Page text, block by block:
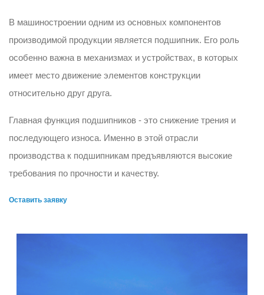
В машиностроении одним из основных компонентов
производимой продукции является подшипник. Его роль
особенно важна в механизмах и устройствах, в которых
имеет место движение элементов конструкции
относительно друг друга.
Главная функция подшипников - это снижение трения и
последующего износа. Именно в этой отрасли
производства к подшипникам предъявляются высокие
требования по прочности и качеству.
Оставить заявку